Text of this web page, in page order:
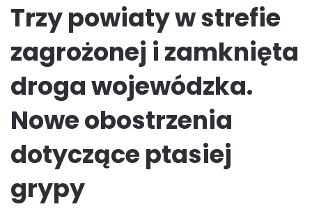
Trzy powiaty w strefie
zagrożonej i zamknięta
droga wojewódzka.
Nowe obostrzenia
dotyczące ptasiej
grypy